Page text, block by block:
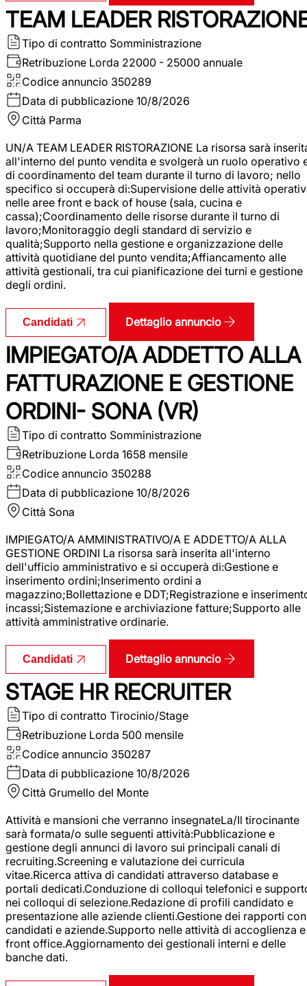
TEAM LEADER
Tipo di contratto Somministrazione
Retribuzione Lorda 22000 - 25000 annuale
Codice annuncio 350289
Data di pubblicazione 10/8/2026
Città Parma
UN/A TEAM LEADER RISTORAZIONE La risorsa sarà
all'interno del punto vendita e svolgerà un ruolo operativo
di coordinamento del team durante il turno di lavoro; nello
specifico si occuperà di:Supervisione delle attività
nelle aree front e back of house (sala, cucina e
cassa);Coordinamento delle risorse durante il turno di
lavoro;Monitoraggio degli standard di servizio e
qualità;Supporto nella gestione e organizzazione delle
attività quotidiane del punto vendita;Affiancamento alle
attività gestionali, tra cui pianificazione dei turni e gestione
degli ordini.
Candidati Dettaglio annuncio
IMPIEGATO/A ADDETTO ALLA
FATTURAZIONE E GESTIONE
ORDINI- SONA (VR)
Tipo di contratto Somministrazione
Retribuzione Lorda 1658 mensile
Codice annuncio 350288
Data di pubblicazione 10/8/2026
Città Sona
IMPIEGATO/A AMMINISTRATIVO/A E ADDETTO/A ALLA
GESTIONE ORDINI La risorsa sarà inserita all'interno
dell'ufficio amministrativo e si occuperà di:Gestione e
inserimento ordini;Inserimento ordini a
magazzino;Bollettazione e DDT;Registrazione e
incassi;Sistemazione e archiviazione fatture;Supporto alle
attività amministrative ordinarie.
Candidati Dettaglio annuncio
STAGE HR RECRUITER
Tipo di contratto Tirocinio/Stage
Retribuzione Lorda 500 mensile
Codice annuncio 350287
Data di pubblicazione 10/8/2026
Città Grumello del Monte
Attività e mansioni che verranno insegnateLa/Il tirocinante
sarà formata/o sulle seguenti attività:Pubblicazione e
gestione degli annunci di lavoro sui principali canali di
recruiting.Screening e valutazione dei curricula
vitae.Ricerca attiva di candidati attraverso database e
portali dedicati.Conduzione di colloqui telefonici e
nei colloqui di selezione.Redazione di profili candidato e
presentazione alle aziende clienti.Gestione dei rapporti con
candidati e aziende.Supporto nelle attività di accoglienza e
front office.Aggiornamento dei gestionali interni e delle
banche dati.